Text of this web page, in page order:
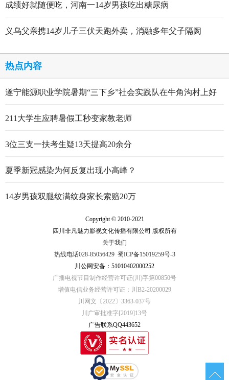
成绩好就随便吃，河南一14岁男孩吃出糖尿病
义乌父亲携14岁儿子三伏天跑外卖，消融多年父子隔阂
热点内容
遂宁能源职业学院暑期“三下乡”社会实践队在牛角沟村上好
211大学生应聘暑假工秒变家教老师
3位三支一扶考生疑13天提高20余分
夏季新冠感染为何反复出现小高峰？
14岁男孩双腿纹满纹身家长索赔20万
Copyright © 2010-2021
四川非凡魅力影视文化传播有限公司 版权所有
关于我们
热线电话028-85056429 蜀ICP备15019259号-3
川公网安备：51010402000252
广播电视节目制作经营许可证(川)字第00850号
增值电信业务经营许可证：川B2-20200029
川网文〔2022〕3363-037号
川广审批准字[2019]13号
广告联系QQ443652